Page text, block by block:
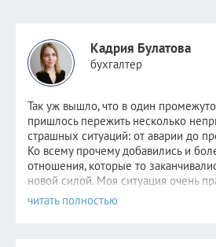
Кадрия Булатова
бухгалтер
Так уж вышло, что в один
пришлось пережить несколько
страшных ситуаций: от аварии до
Ко всему прочему добавились и
отношения, которые то
новой силой. Моя ситуация очень
была описаназдесь